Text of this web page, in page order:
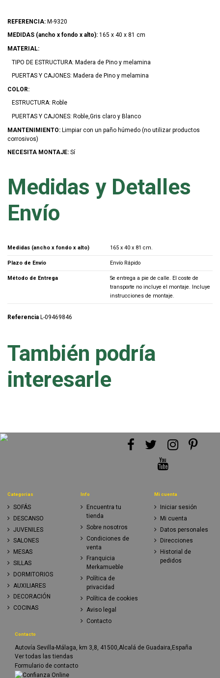
REFERENCIA: M-9320
MEDIDAS (ancho x fondo x alto): 165 x 40 x 81 cm
MATERIAL:
TIPO DE ESTRUCTURA: Madera de Pino y melamina
PUERTAS Y CAJONES: Madera de Pino y melamina
COLOR:
ESTRUCTURA: Roble
PUERTAS Y CAJONES: Roble,Gris claro y Blanco
MANTENIMIENTO: Limpiar con un paño húmedo (no utilizar productos
corrosivos)
NECESITA MONTAJE: Sí
Medidas y Detalles
Envío
Medidas (ancho x fondo x alto) 165 x 40 x 81 cm.
Plazo de Envío Envío Rápido
Método de Entrega
Se entrega a pie de calle. El coste de
transporte no incluye el montaje. Incluye
instrucciones de montaje.
Referencia L-09469846
También podría
interesarle
Categorias
SOFÁS
DESCANSO
JUVENILES
SALONES
MESAS
SILLAS
DORMITORIOS
AUXILIARES
DECORACIÓN
COCINAS
Info
Encuentra tu
tienda
Sobre nosotros
Condiciones de
venta
Franquicia
Merkamueble
Política de
privacidad
Política de cookies
Aviso legal
Contacto
Mi cuenta
Iniciar sesión
Mi cuenta
Datos personales
Direcciones
Historial de
pedidos
Contacto
Autovía Sevilla-Málaga, km 3,8, 41500,Alcalá de Guadaira,España
Ver todas las tiendas
Formulario de contacto